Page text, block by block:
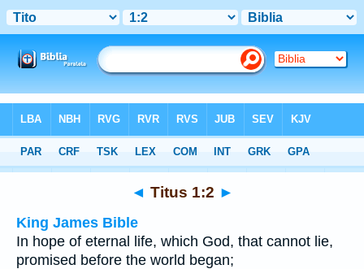
Multilingual > Titus 1:2
◄ Titus 1:2 ►
King James Bible
In hope of eternal life, which God, that cannot lie,
promised before the world began;